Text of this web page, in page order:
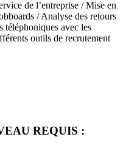
de l’entreprise / Mise en
/ Analyse des retours
téléphoniques avec les
outils de recrutement
REQUIS :